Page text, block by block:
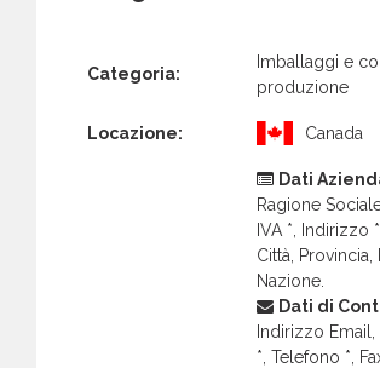
Categoria:
Imballaggi e
produzione
Locazione: Canada
Dati
Ragione
IVA *, Indirizzo
Città, Provincia,
Nazione.
Dati di
Indirizzo
*, Telefono *,